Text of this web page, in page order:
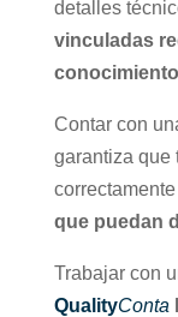
detalles
vinculadas
Contar con
garantiza que
que puedan
Trabajar con
QualityConta